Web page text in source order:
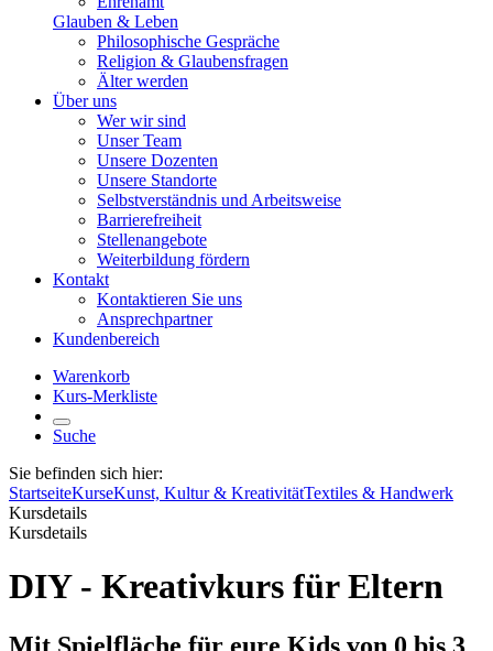
Glauben & Leben
Philosophische Gespräche
Religion & Glaubensfragen
Älter werden
Über uns
Wer wir sind
Unser Team
Unsere Dozenten
Unsere Standorte
Selbstverständnis und Arbeitsweise
Barrierefreiheit
Stellenangebote
Weiterbildung fördern
Kontakt
Kontaktieren Sie uns
Ansprechpartner
Kundenbereich
Warenkorb
Kurs-Merkliste
Suche
Sie befinden sich hier:
StartseiteKurseKunst, Kultur & KreativitätTextiles & Handwerk
Kursdetails
Kursdetails
DIY - Kreativkurs für Eltern